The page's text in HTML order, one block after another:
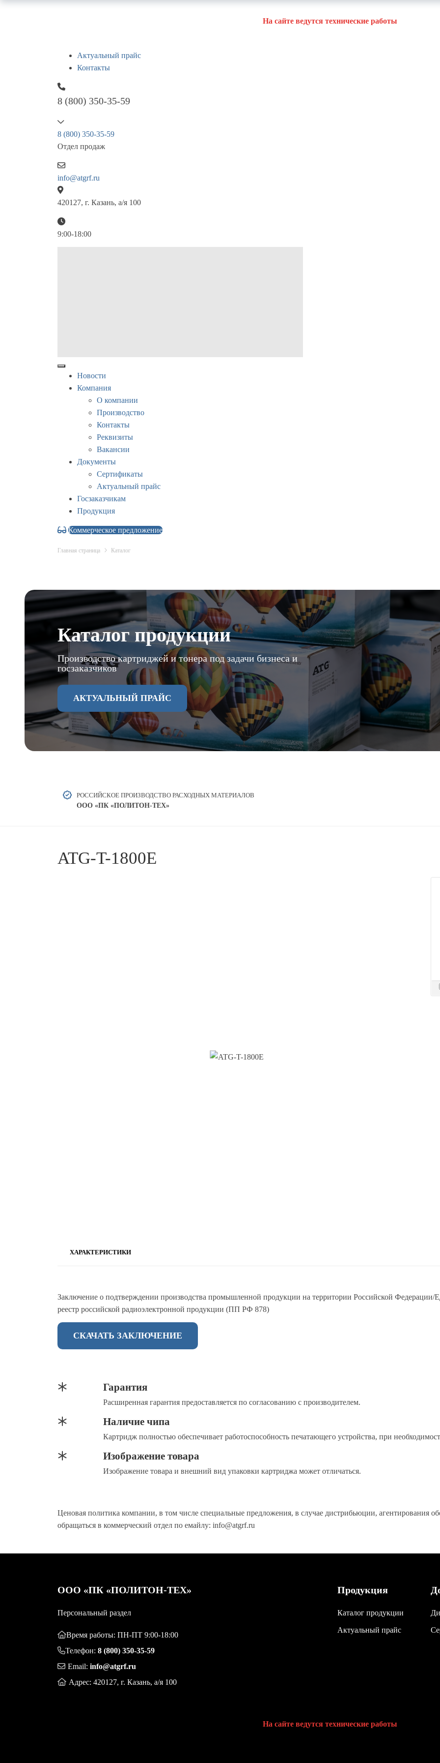
На сайте ведутся технические работы
Актуальный прайс
Контакты
8 (800) 350-35-59
8 (800) 350-35-59
Отдел продаж
info@atgrf.ru
420127, г. Казань, а/я 100
9:00-18:00
Новости
Компания
О компании
Производство
Контакты
Реквизиты
Вакансии
Документы
Сертификаты
Актуальный прайс
Госзаказчикам
Продукция
Коммерческое предложение
Главная страница Каталог
Каталог продукции
Производство картриджей и тонера под задачи бизнеса и
госзаказчиков
АКТУАЛЬНЫЙ ПРАЙС
РОССИЙСКОЕ ПРОИЗВОДСТВО РАСХОДНЫХ МАТЕРИАЛОВ
OOO «ПК «ПОЛИТОН-ТЕХ»
ATG-T-1800E
ХАРАКТЕРИСТИКИ
Заключение о подтверждении производства промышленной продукции на территории Российской Федерации/
реестр российской радиоэлектронной продукции (ПП РФ 878)
СКАЧАТЬ ЗАКЛЮЧЕНИЕ
Гарантия
Расширенная гарантия предоставляется по согласованию с производителем.
Наличие чипа
Картридж полностью обеспечивает работоспособность печатающего устройства, при
Изображение товара
Изображение товара и внешний вид упаковки картриджа может отличаться.
Ценовая политика компании, в том числе специальные предложения, в случае дистрибьюции, агентирования
обращаться в коммерческий отдел по емайлу: info@atgrf.ru
OOO «ПК «ПОЛИТОН-ТЕХ»
Персональный раздел
Время работы: ПН-ПТ 9:00-18:00
Телефон: 8 (800) 350-35-59
Email: info@atgrf.ru
Адрес: 420127, г. Казань, а/я 100
Продукция
Каталог продукции
Актуальный прайс
На сайте ведутся технические работы